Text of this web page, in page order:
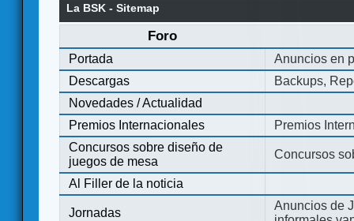
La BSK - Sitemap
Foro
Portada
Anuncios en
Descargas
Backups,
Novedades / Actualidad
Premios Internacionales
Premios
Concursos sobre diseño de
juegos de mesa
Concursos
Al Filler de la noticia
Jornadas
Anuncios de